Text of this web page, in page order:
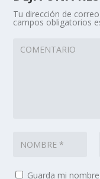
Tu dirección de
campos obligatorios
Guarda mi